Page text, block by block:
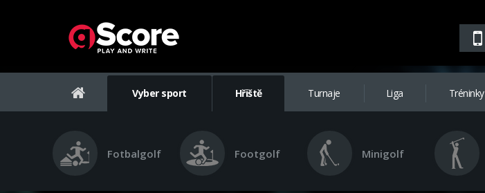
Vyber sport Hřiště Turnaje Liga Tréninky
Fotbalgolf Footgolf Minigolf